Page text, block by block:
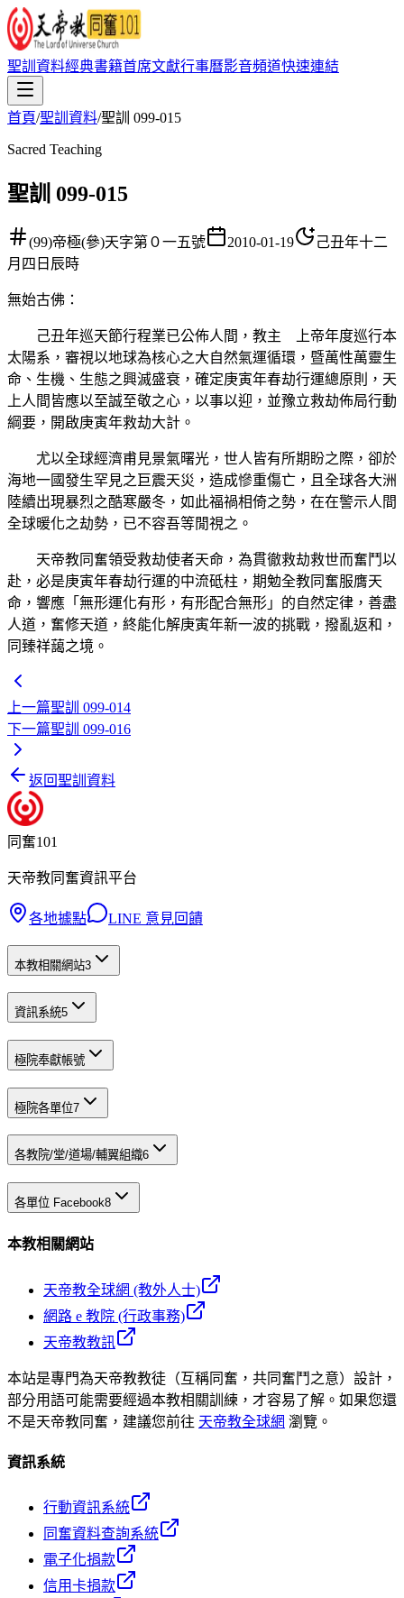
聖訓資料經典書籍首席文獻行事曆影音頻道快速連結
首頁/聖訓資料/聖訓 099-015
Sacred Teaching
聖訓 099-015
(99)帝極(參)天字第０一五號 2010-01-19
己丑年十二
月四日辰時
無始古佛 ：
己丑年巡天節行程業已公佈人間，教主 上帝年度巡行本
太陽系，審視以地球為核心之大自然氣運循環，暨萬性萬靈生
命、生機、生態之興滅盛衰，確定庚寅年春劫行運總原則，天
上人間皆應以至誠至敬之心，以事以迎，並豫立救劫佈局行動
綱要，開啟庚寅年救劫大計。
尤以全球經濟甫見景氣曙光，世人皆有所期盼之際，卻於
海地一國發生罕見之巨震天災，造成慘重傷亡，且全球各大洲
陸續出現暴烈之酷寒嚴冬，如此福禍相倚之勢，在在警示人間
全球暖化之劫勢，已不容吾等閒視之。
天帝教同奮領受救劫使者天命，為貫徹救劫救世而奮鬥以
赴，必是庚寅年春劫行運的中流砥柱，期勉全教同奮服膺天
命，響應「無形運化有形，有形配合無形」的自然定律，善盡
人道，奮修天道，終能化解庚寅年新一波的挑戰，撥亂返和，
同臻祥藹之境。
上一篇聖訓 099-014
下一篇聖訓 099-016
返回聖訓資料
同奮101
天帝教同奮資訊平台
各地據點 LINE 意見回饋
本教相關網站3
資訊系統5
極院奉獻帳號
極院各單位7
各教院/堂/道場/輔翼組織6
各單位 Facebook8
本教相關網站
天帝教全球網 (教外人士)
網路 e 教院 (行政事務)
天帝教教訊
本站是專門為天帝教教徒（互稱同奮，共同奮鬥之意）設計，
部分用語可能需要經過本教相關訓練，才容易了解。如果您還
不是天帝教同奮，建議您前往 天帝教全球網 瀏覽。
資訊系統
行動資訊系統
同奮資料查詢系統
電子化捐款
信用卡捐款